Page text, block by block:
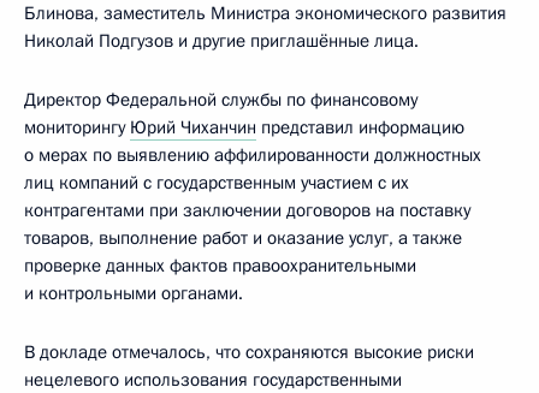
Блинова, заместитель Министра экономического развития
Николай Подгузов и другие приглашённые лица.
Директор Федеральной службы по финансовому
мониторингу Юрий Чиханчин представил информацию
о мерах по выявлению аффилированности должностных
лиц компаний с государственным участием с их
контрагентами при заключении договоров на поставку
товаров, выполнение работ и оказание услуг, а также
проверке данных фактов правоохранительными
и контрольными органами.
В докладе отмечалось, что сохраняются высокие риски
нецелевого использования государственными